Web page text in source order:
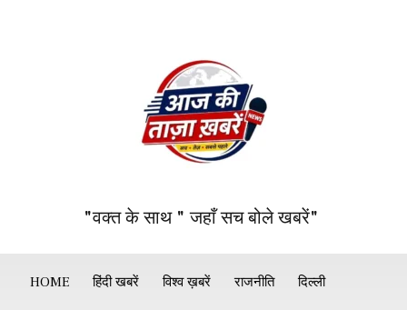
"वक्त के साथ " जहाँ सच बोले खबरें"
HOME हिंदी खबरें विश्व ख़बरें राजनीति दिल्ली